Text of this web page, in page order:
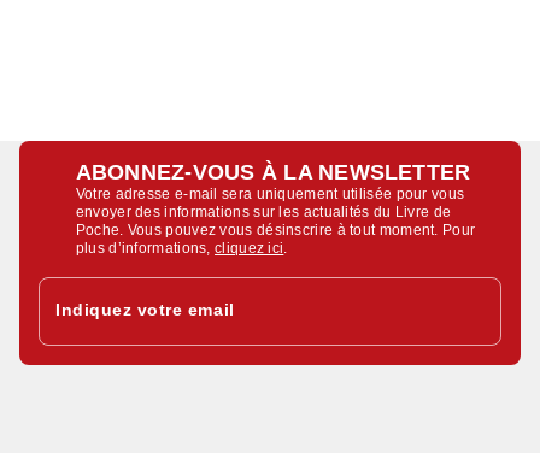
ABONNEZ-VOUS À LA NEWSLETTER
Votre adresse e-mail sera uniquement utilisée pour vous
envoyer des informations sur les actualités du Livre de
Poche. Vous pouvez vous désinscrire à tout moment. Pour
plus d’informations,cliquez ici
Indiquez votre email